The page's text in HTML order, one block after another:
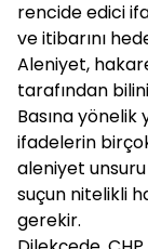
rencide edici
ve itibarını
Aleniyet,
tarafından
Basına yönelik
ifadelerin
aleniyet
suçun nitelikli
gerekir.